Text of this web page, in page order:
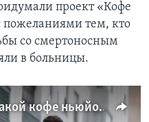
проект «Кофе
пожеланиями тем, кто
со смертоносным
в больницы.
Кофейная лихорадка: какой кофе ньюйоркцы берут в дорогу